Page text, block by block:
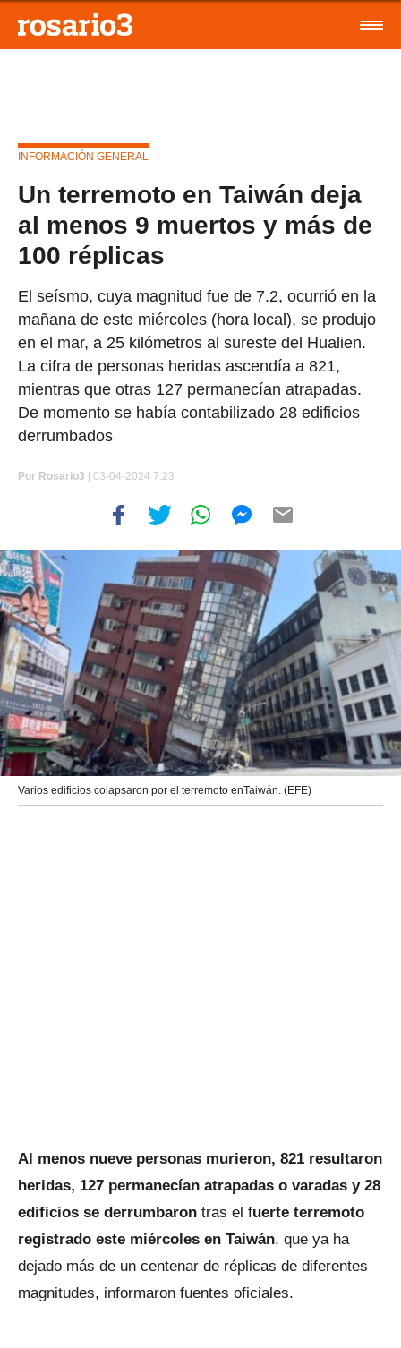
INFORMACIÓN GENERAL
Un terremoto en Taiwán deja
al menos 9 muertos y más de
100 réplicas
El seísmo, cuya magnitud fue de 7.2, ocurrió en la
mañana de este miércoles (hora local), se produjo
en el mar, a 25 kilómetros al sureste del Hualien.
La cifra de personas heridas ascendía a 821,
mientras que otras 127 permanecían atrapadas.
De momento se había contabilizado 28 edificios
derrumbados
Por Rosario3 | 03-04-2024 7:23
Varios edificios colapsaron por el terremoto enTaiwán. (EFE)
Al menos nueve personas murieron, 821 resultaron
heridas, 127 permanecían atrapadas o varadas y 28
edificios se derrumbaron tras el fuerte terremoto
registrado este miércoles en Taiwán, que ya ha
dejado más de un centenar de réplicas de diferentes
magnitudes, informaron fuentes oficiales.